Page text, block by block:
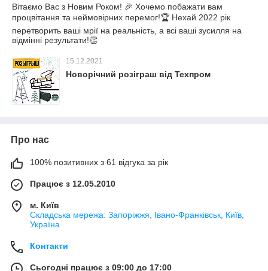
Вітаємо Вас з Новим Роком! 🎉 Хочемо побажати вам
процвітання та неймовірних перемог!🏆 Нехай 2022 рік
перетворить ваші мрії на реальність, а всі ваші зусилля на
відмінні результати!👏
15.12.2021
Новорічний розіграш від Техпром
Про нас
100% позитивних з 61 відгука за рік
Працює з 12.05.2010
м. Київ
Складська мережа: Запоріжжя, Івано-Франківськ, Київ,
Україна
Контакти
Сьогодні працює з 09:00 до 17:00